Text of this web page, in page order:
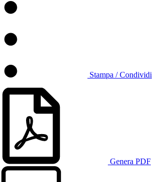
Stampa / Condividi
Genera PDF